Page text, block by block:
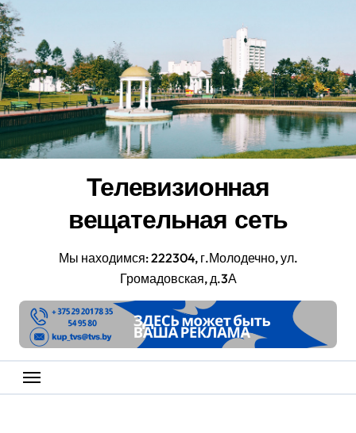
Перейти
к
содержанию
Телевизионная
вещательная сеть
Мы находимся: 222304, г.Молодечно, ул.
Громадовская, д.3А